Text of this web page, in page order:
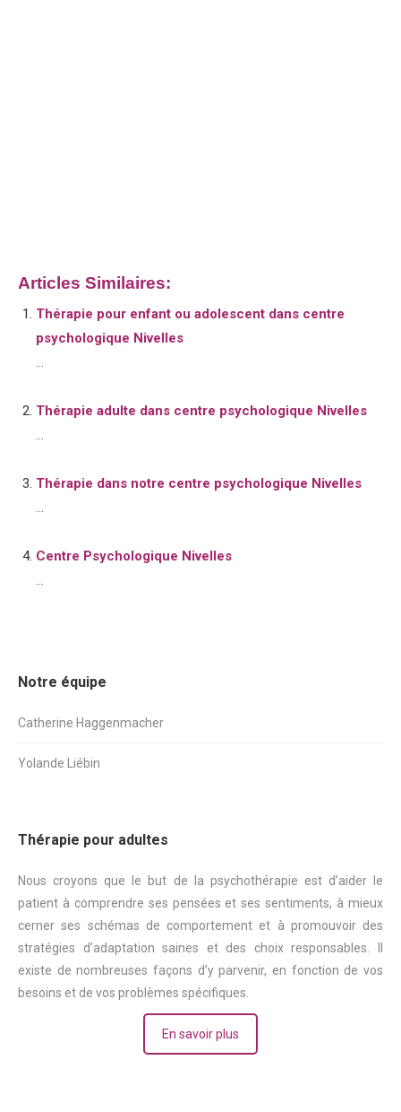
Articles Similaires:
Thérapie pour enfant ou adolescent dans centre
psychologique Nivelles
Thérapie adulte dans centre psychologique Nivelles
Thérapie dans notre centre psychologique Nivelles
Centre Psychologique Nivelles
Notre équipe
Catherine Haggenmacher
Yolande Liébin
Thérapie pour adultes
Nous croyons que le but de la psychothérapie est d’aider le
patient à comprendre ses pensées et ses sentiments, à mieux
cerner ses schémas de comportement et à promouvoir des
stratégies d’adaptation saines et des choix responsables. Il
existe de nombreuses façons d’y parvenir, en fonction de vos
besoins et de vos problèmes spécifiques.
En savoir plus